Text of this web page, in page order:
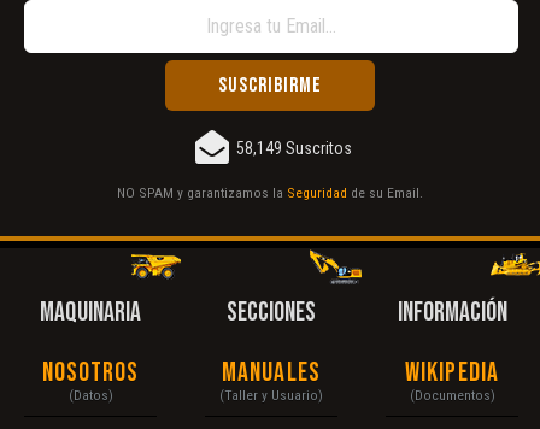
58,149 Suscritos
NO SPAM y garantizamos la Seguridad de su Email.
MAQUINARIA
Nosotros
(Datos)
SECCIONES
Manuales
(Taller y Usuario)
INFORMACIÓN
Wikipedia
(Documentos)